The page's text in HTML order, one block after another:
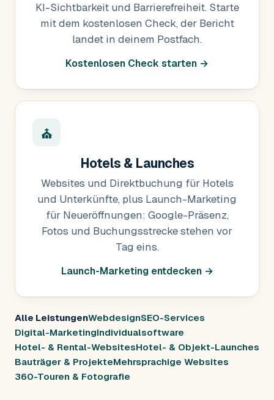
KI-Sichtbarkeit und Barrierefreiheit. Starte
mit dem kostenlosen Check, der Bericht
landet in deinem Postfach.
Kostenlosen Check starten →
⛪
Hotels & Launches
Websites und Direktbuchung für Hotels
und Unterkünfte, plus Launch-Marketing
für Neueröffnungen: Google-Präsenz,
Fotos und Buchungsstrecke stehen vor
Tag eins.
Launch-Marketing entdecken →
Alle LeistungenWebdesignSEO-Services
Digital-MarketingIndividualsoftware
Hotel- & Rental-WebsitesHotel- & Objekt-Launches
Bauträger & ProjekteMehrsprachige Websites
360-Touren & Fotografie